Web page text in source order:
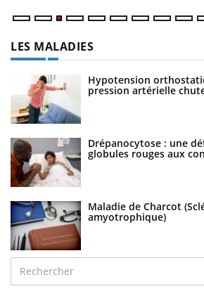
LES MALADIES
Hypotension
pression artérielle
Drépanocytose : une
globules rouges aux
Maladie de Charcot
amyotrophique)